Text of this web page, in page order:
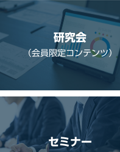
研究会
（会員限定コンテンツ）
セミナー